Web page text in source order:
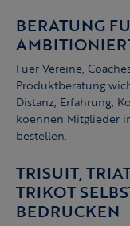
BERATUNG
Fuer Vereine,
Produktberatung
Distanz, Erfahrung,
koennen Mitglieder
bestellen.
TRISUIT,
TRIKOT
BEDRUCKEN